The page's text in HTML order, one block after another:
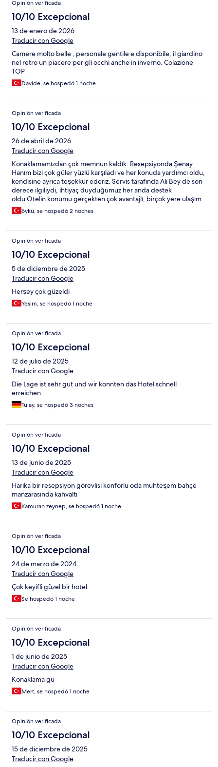
Opinión verificada
10/10 Excepcional
13 de enero de 2026
Traducir con Google
Camere molto belle , personale gentile e disponibile, il giardino
nel retro un piacere per gli occhi anche in inverno. Colazione
TOP
Davide, se hospedó 1 noche
Opinión verificada
10/10 Excepcional
26 de abril de 2026
Traducir con Google
Konaklamamızdan çok memnun kaldık. Resepsiyonda Şenay
Hanım bizi çok güler yüzlü karşıladı ve her konuda yardımcı oldu,
kendisine ayrıca teşekkür ederiz. Servis tarafında Ali Bey de son
derece ilgiliydi, ihtiyaç duyduğumuz her anda destek
oldu.Otelin konumu gerçekten çok avantajlı, birçok yere ulaşım
oldukça kolay. Ayrıca sahildeki restoranlarının olması büyük bir
artıydı; hem manzarası hem de yemekleri keyifliydi. Genel olarak
düşünüyoruz. Emeği geçen herkese teşekkür ederiz.
öykü, se hospedó 2 noches
Opinión verificada
10/10 Excepcional
5 de diciembre de 2025
Traducir con Google
Herşey çok güzeldi
Yesim, se hospedó 1 noche
Opinión verificada
10/10 Excepcional
12 de julio de 2025
Traducir con Google
Die Lage ist sehr gut und wir konnten das Hotel schnell
erreichen.
Tülay, se hospedó 3 noches
Opinión verificada
10/10 Excepcional
13 de junio de 2025
Traducir con Google
Harika bir resepsiyon görevlisi konforlu oda muhteşem bahçe
manzarasında kahvaltı
Kamuran zeynep, se hospedó 1 noche
Opinión verificada
10/10 Excepcional
24 de marzo de 2024
Traducir con Google
Çok keyifli güzel bir hotel.
Se hospedó 1 noche
Opinión verificada
10/10 Excepcional
1 de junio de 2025
Traducir con Google
Konaklama gü
Mert, se hospedó 1 noche
Opinión verificada
10/10 Excepcional
15 de diciembre de 2025
Traducir con Google